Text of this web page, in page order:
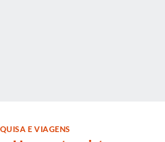
E VIAGENS